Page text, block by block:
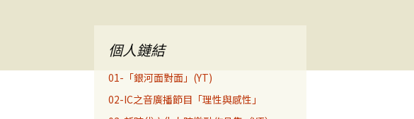
個人鏈結
01-「銀河面對面」(YT)
02-IC之音廣播節目「理性與感性」